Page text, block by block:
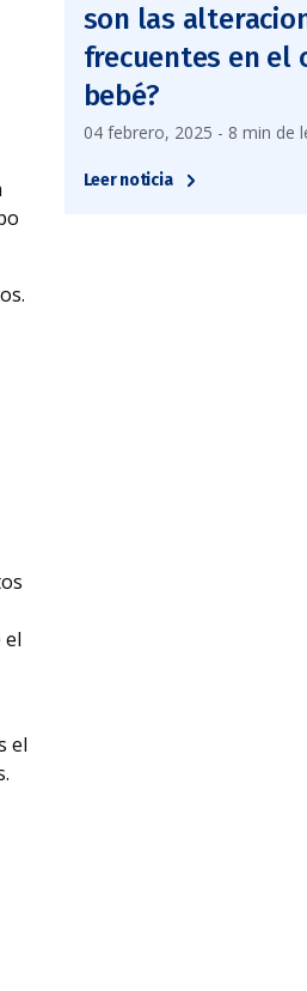
el
el
son las
frecuentes en el
bebé?
04 febrero, 2025 - 8 min de
Leer noticia